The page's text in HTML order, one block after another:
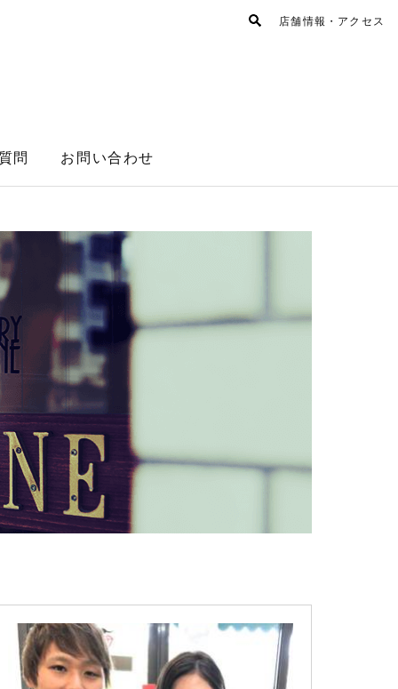
店舗情報・アクセス
問 お問い合わせ